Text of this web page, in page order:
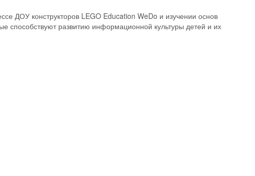
ДОУ конструкторов LEGO Education WeDo и изучении основ
способствуют развитию информационной культуры детей и их